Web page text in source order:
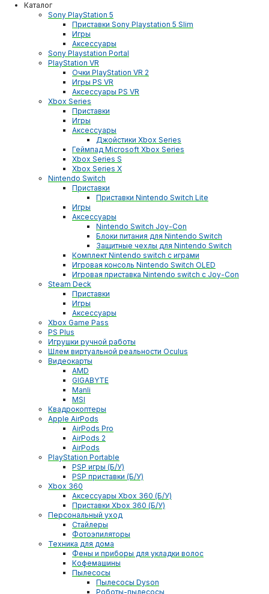
Каталог
Sony PlayStation 5
Приставки Sony Playstation 5 Slim
Игры
Аксессуары
Sony Playstation Portal
PlayStation VR
Очки PlayStation VR 2
Игры PS VR
Аксессуары PS VR
Xbox Series
Приставки
Игры
Аксессуары
Джойстики Xbox Series
Геймпад Microsoft Xbox Series
Xbox Series S
Xbox Series X
Nintendo Switch
Приставки
Приставки Nintendo Switch Lite
Игры
Аксессуары
Nintendo Switch Joy-Con
Блоки питания для Nintendo Switch
Защитные чехлы для Nintendo Switch
Комплект Nintendo switch с играми
Игровая консоль Nintendo Switch OLED
Игровая приставка Nintendo switch с Joy-Con
Steam Deck
Приставки
Игры
Аксессуары
Xbox Game Pass
PS Plus
Игрушки ручной работы
Шлем виртуальной реальности Oculus
Видеокарты
AMD
GIGABYTE
Manli
MSI
Квадрокоптеры
Apple AirPods
AirPods Pro
AirPods 2
AirPods
PlayStation Portable
PSP игры (Б/У)
PSP приставки (Б/У)
Xbox 360
Аксессуары Xbox 360 (Б/У)
Приставки Xbox 360 (Б/У)
Персональный уход
Стайлеры
Фотоэпиляторы
Техника для дома
Фены и приборы для укладки волос
Кофемашины
Пылесосы
Пылесосы Dyson
Роботы-пылесосы